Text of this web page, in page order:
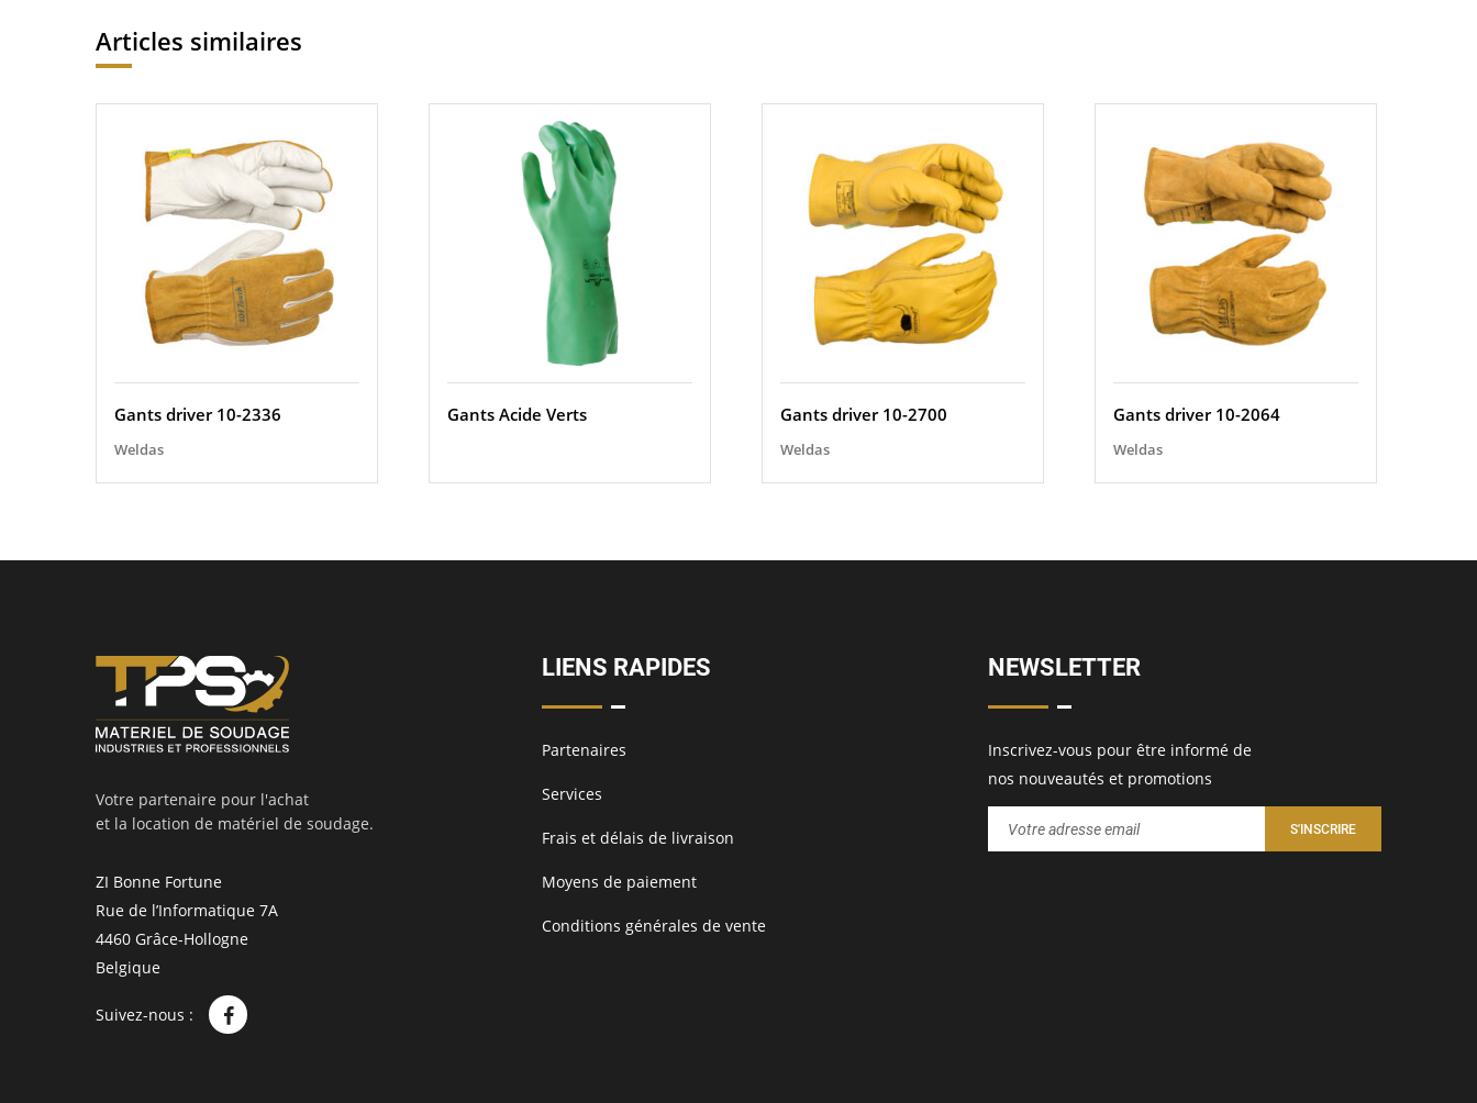
Articles similaires
Gants driver 10-2336
Weldas
Gants Acide Verts Gants driver 10-2700
Weldas
Gants driver 10-2064
Weldas
Votre partenaire pour l'achat
et la location de matériel de soudage.
ZI Bonne Fortune
Rue de l’Informatique 7A
4460 Grâce-Hollogne
Belgique
Suivez-nous :
LIENS RAPIDES
Partenaires
Services
Frais et délais de livraison
Moyens de paiement
Conditions générales de vente
NEWSLETTER
Inscrivez-vous pour être informé de
nos nouveautés et promotions